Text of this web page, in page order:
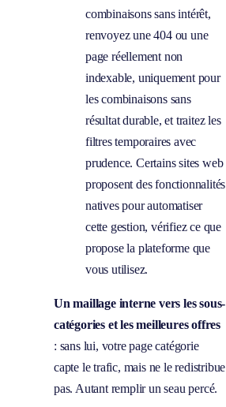
combinaisons sans intérêt,
renvoyez une 404 ou une
page réellement non
indexable, uniquement pour
les combinaisons sans
résultat durable, et traitez les
filtres temporaires avec
prudence. Certains sites web
proposent des fonctionnalités
natives pour automatiser
cette gestion, vérifiez ce que
propose la plateforme que
vous utilisez.
Un maillage interne vers les sous-
catégories et les meilleures offres
: sans lui, votre page catégorie
capte le trafic, mais ne le redistribue
pas. Autant remplir un seau percé.